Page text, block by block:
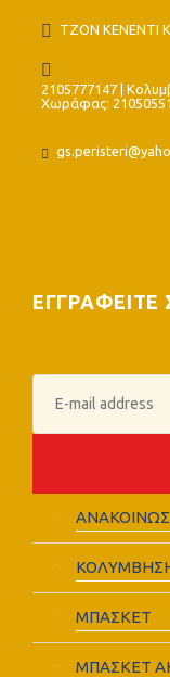
ΤΖΟΝ ΚΕΝΕΝΤΙ
2105777147 |
Χωράφας:
ΕΓΓΡΑΦΕΙΤΕ
ΜΠΑΣΚΕΤ
ΜΠΑΣΚΕΤ